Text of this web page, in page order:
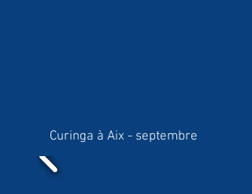
Curinga à Aix - septembre